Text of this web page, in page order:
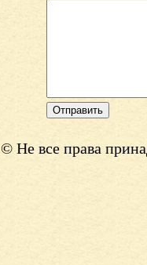
© Не все права